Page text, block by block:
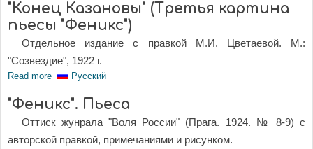
"Конец Казановы" (Третья картина
пьесы "Феникс")
Отдельное издание с правкой М.И. Цветаевой. М.:
"Созвездие", 1922 г.
Read more about "Конец Казановы" (Третья картина пьесы "Феникс")
Русский
"Феникс". Пьеса
Оттиск жунрала "Воля России" (Прага. 1924. № 8-9) с
авторской правкой, примечаниями и рисунком.